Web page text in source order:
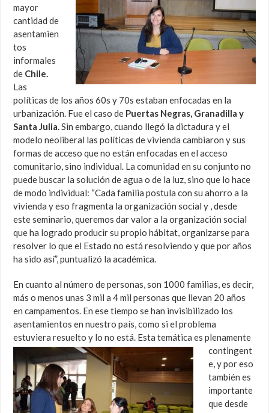
mayor
cantidad de
asentamien
tos
informales
de Chile.
Las
políticas de los años 60s y 70s estaban enfocadas en la
urbanización. Fue el caso de Puertas Negras, Granadilla y
Santa Julia.Sin embargo, cuando llegó la dictadura y el
modelo neoliberal las políticas de vivienda cambiaron y sus
formas de acceso que no están enfocadas en el acceso
comunitario, sino individual. La comunidad en su conjunto no
puede buscar la solución de agua o de la luz, sino que lo hace
de modo individual: “Cada familia postula con su ahorro a la
vivienda y eso fragmenta la organización social y , desde
este seminario, queremos dar valor a la organización social
que ha logrado producir su propio hábitat, organizarse para
resolver lo que el Estado no está resolviendo y que por años
ha sido así”, puntualizó la académica.
En cuanto al número de personas, son 1000 familias, es decir,
más o menos unas 3 mil a 4 mil personas que llevan 20 años
en campamentos. En ese tiempo se han invisibilizado los
asentamientos en nuestro país, como si el problema
estuviera resuelto y lono está. Esta temática es plenamente
contingent
e, y por eso
también es
importante
que desde